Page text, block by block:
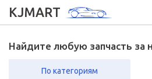
KJMART
Найдите любую запчасть за
По категориям